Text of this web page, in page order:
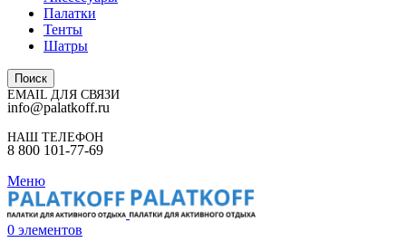
Палатки
Тенты
Шатры
Поиск
EMAIL ДЛЯ СВЯЗИ
info@palatkoff.ru
НАШ ТЕЛЕФОН
8 800 101-77-69
Меню
0 элементов